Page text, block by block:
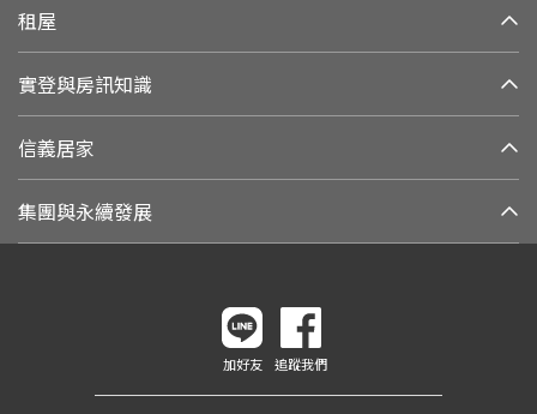
租屋
實登與房訊知識
信義居家
集團與永續發展
加好友 追蹤我們